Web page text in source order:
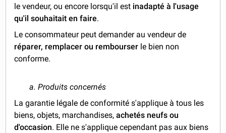
le vendeur, ou encore lorsqu'il est inadapté à l'usage
qu'il souhaitait en faire.
Le consommateur peut demander au vendeur de
réparer, remplacer ou rembourser le bien non
conforme.
a. Produits concernés
La garantie légale de conformité s'applique à tous les
biens, objets, marchandises,achetés neufs ou
d'occasion. Elle ne s'applique cependant pas aux biens